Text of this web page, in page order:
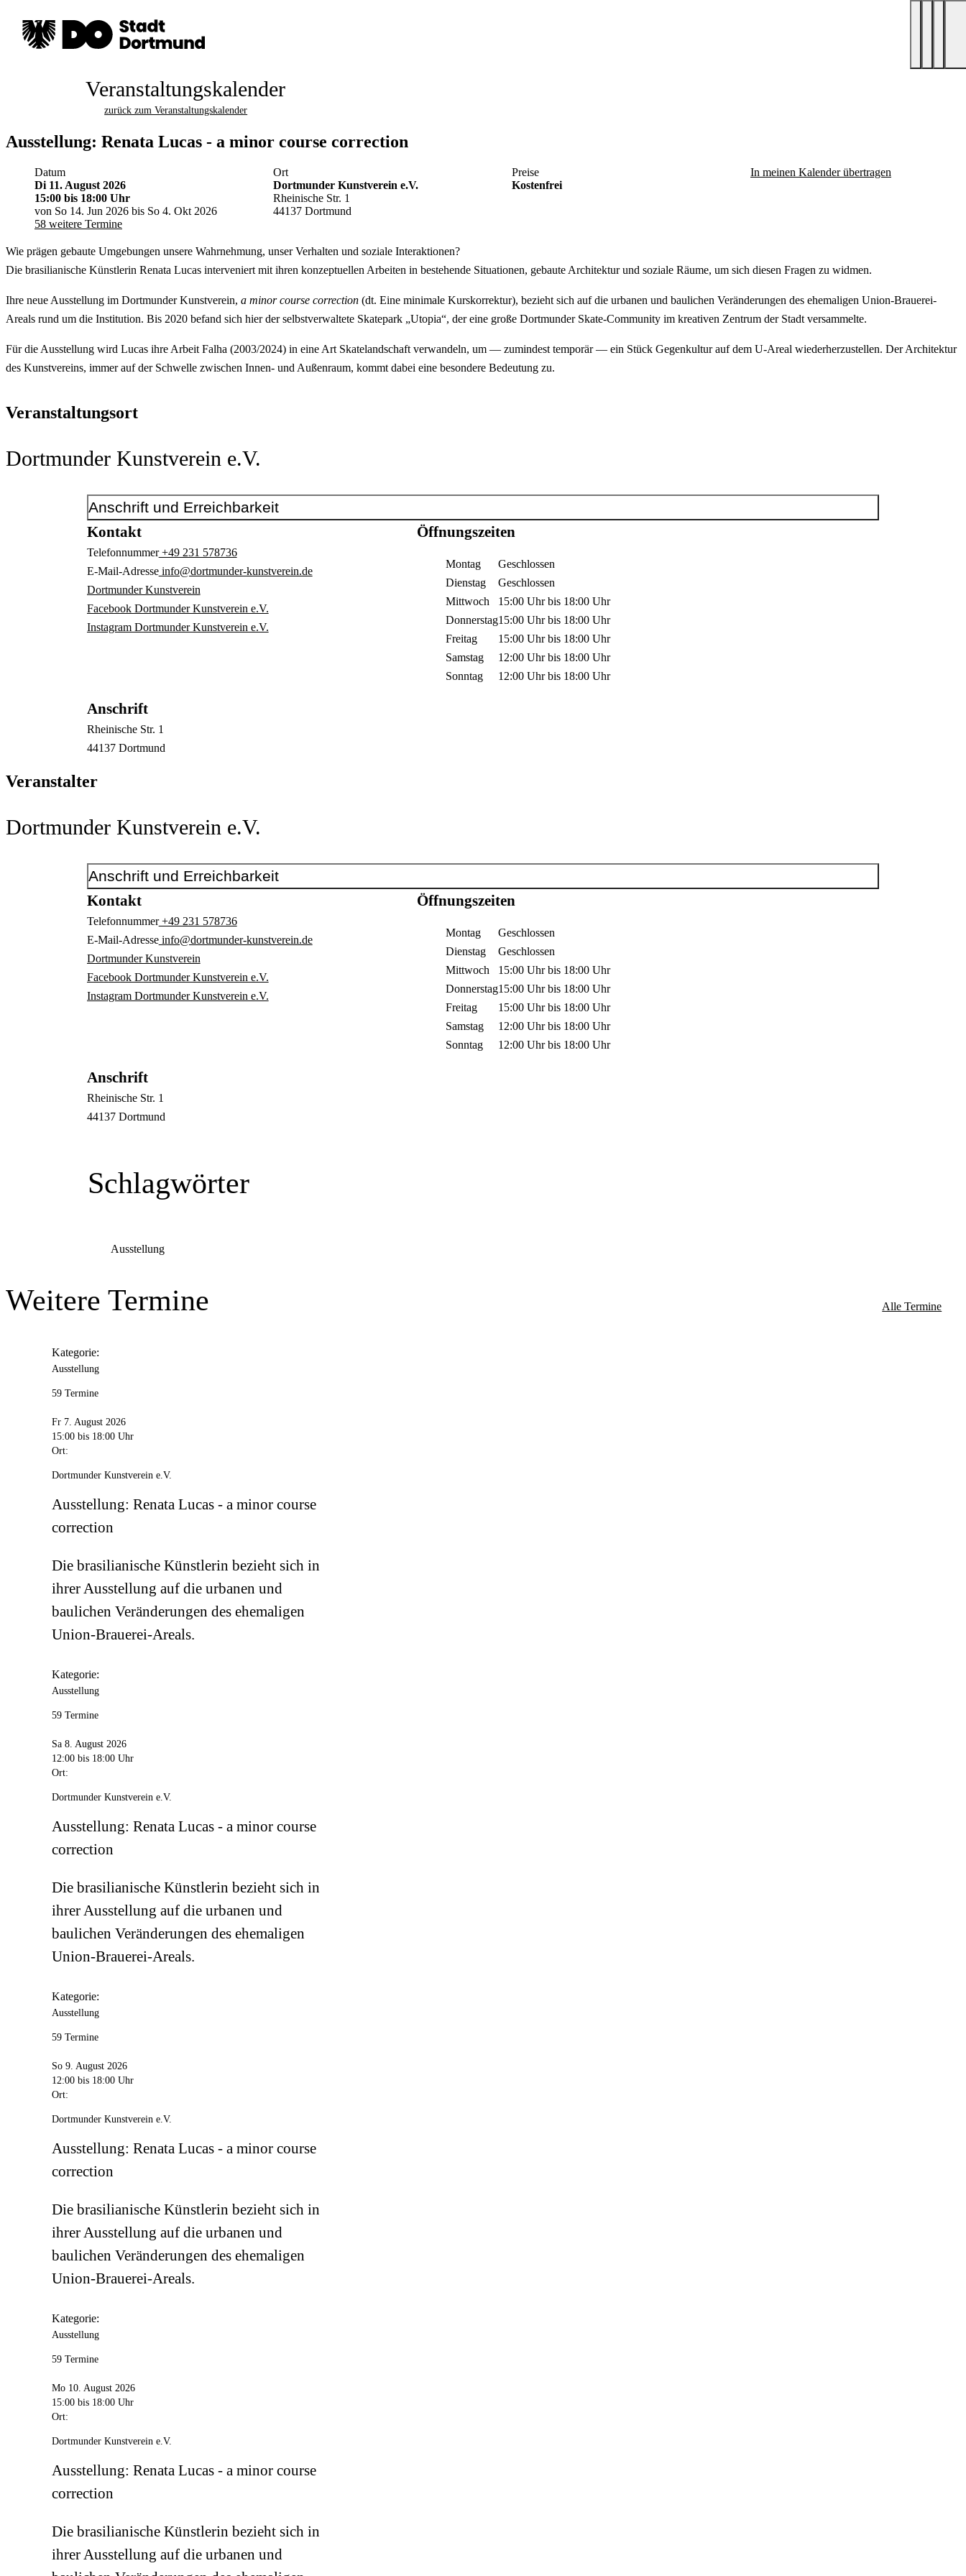
Veranstaltungskalender
zurück zum Veranstaltungskalender
Ausstellung: Renata Lucas - a minor course correction
Datum
Di 11. August 2026
15:00 bis 18:00 Uhr
von So 14. Jun 2026 bis So 4. Okt 2026
58 weitere Termine
Ort
Dortmunder Kunstverein e.V.
Rheinische Str. 1
44137 Dortmund
Preise
Kostenfrei
In meinen Kalender übertragen
Wie prägen gebaute Umgebungen unsere Wahrnehmung, unser Verhalten und soziale Interaktionen?
Die brasilianische Künstlerin Renata Lucas interveniert mit ihren konzeptuellen Arbeiten in bestehende Situationen, gebaute Architektur und soziale Räume, um sich diesen Fragen zu widmen.
Ihre neue Ausstellung im Dortmunder Kunstverein, a minor course correction (dt. Eine minimale Kurskorrektur), bezieht sich auf die urbanen und baulichen Veränderungen des ehemaligen Union-Brauerei-
Areals rund um die Institution. Bis 2020 befand sich hier der selbstverwaltete Skatepark „Utopia“, der eine große Dortmunder Skate-Community im kreativen Zentrum der Stadt versammelte.
Für die Ausstellung wird Lucas ihre Arbeit Falha (2003/2024) in eine Art Skatelandschaft verwandeln, um — zumindest temporär — ein Stück Gegenkultur auf dem U-Areal wiederherzustellen. Der Architektur
des Kunstvereins, immer auf der Schwelle zwischen Innen- und Außenraum, kommt dabei eine besondere Bedeutung zu.
Veranstaltungsort
Dortmunder Kunstverein e.V.
Anschrift und Erreichbarkeit
Kontakt
Telefonnummer+49 231 578736
E-Mail-Adresseinfo@dortmunder-kunstverein.de
Dortmunder Kunstverein
Facebook Dortmunder Kunstverein e.V.
Instagram Dortmunder Kunstverein e.V.
Anschrift
Rheinische Str. 1
44137 Dortmund
Öffnungszeiten
Montag
Geschlossen
Dienstag
Geschlossen
Mittwoch
15:00 Uhrbis 18:00 Uhr
Donnerstag15:00 Uhrbis 18:00 Uhr
Freitag
15:00 Uhrbis 18:00 Uhr
Samstag
12:00 Uhrbis 18:00 Uhr
Sonntag
12:00 Uhrbis 18:00 Uhr
Veranstalter
Dortmunder Kunstverein e.V.
Anschrift und Erreichbarkeit
Kontakt
Telefonnummer+49 231 578736
E-Mail-Adresseinfo@dortmunder-kunstverein.de
Dortmunder Kunstverein
Facebook Dortmunder Kunstverein e.V.
Instagram Dortmunder Kunstverein e.V.
Anschrift
Rheinische Str. 1
44137 Dortmund
Öffnungszeiten
Montag
Geschlossen
Dienstag
Geschlossen
Mittwoch
15:00 Uhrbis 18:00 Uhr
Donnerstag15:00 Uhrbis 18:00 Uhr
Freitag
15:00 Uhrbis 18:00 Uhr
Samstag
12:00 Uhrbis 18:00 Uhr
Sonntag
12:00 Uhrbis 18:00 Uhr
Schlagwörter
Ausstellung
Weitere Termine Alle Termine
Kategorie:
Ausstellung
59 Termine
Fr 7. August 2026
15:00 bis 18:00 Uhr
Ort:
Dortmunder Kunstverein e.V.
Ausstellung: Renata Lucas - a minor course
correction
Die brasilianische Künstlerin bezieht sich in
ihrer Ausstellung auf die urbanen und
baulichen Veränderungen des ehemaligen
Union-Brauerei-Areals.
Kategorie:
Ausstellung
59 Termine
Sa 8. August 2026
12:00 bis 18:00 Uhr
Ort:
Dortmunder Kunstverein e.V.
Ausstellung: Renata Lucas - a minor course
correction
Die brasilianische Künstlerin bezieht sich in
ihrer Ausstellung auf die urbanen und
baulichen Veränderungen des ehemaligen
Union-Brauerei-Areals.
Kategorie:
Ausstellung
59 Termine
So 9. August 2026
12:00 bis 18:00 Uhr
Ort:
Dortmunder Kunstverein e.V.
Ausstellung: Renata Lucas - a minor course
correction
Die brasilianische Künstlerin bezieht sich in
ihrer Ausstellung auf die urbanen und
baulichen Veränderungen des ehemaligen
Union-Brauerei-Areals.
Kategorie:
Ausstellung
59 Termine
Mo 10. August 2026
15:00 bis 18:00 Uhr
Ort:
Dortmunder Kunstverein e.V.
Ausstellung: Renata Lucas - a minor course
correction
Die brasilianische Künstlerin bezieht sich in
ihrer Ausstellung auf die urbanen und